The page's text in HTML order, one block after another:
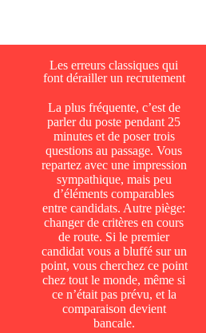
Les erreurs classiques qui
font dérailler un recrutement
La plus fréquente, c’est de
parler du poste pendant 25
minutes et de poser trois
questions au passage. Vous
repartez avec une impression
sympathique, mais peu
d’éléments comparables
entre candidats. Autre piège:
changer de critères en cours
de route. Si le premier
candidat vous a bluffé sur un
point, vous cherchez ce point
chez tout le monde, même si
ce n’était pas prévu, et la
comparaison devient
bancale.